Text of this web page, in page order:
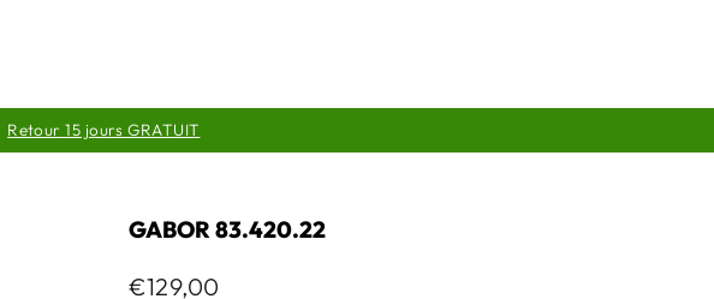
Retour 15 jours GRATUIT
GABOR 83.420.22
Prix
€129,00